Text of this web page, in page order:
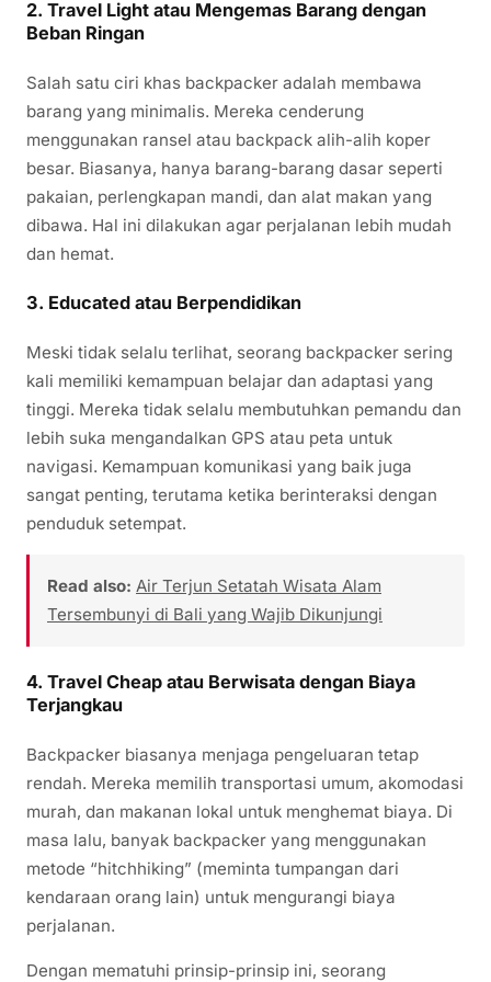
2. Travel Light atau Mengemas Barang dengan
Beban Ringan
Salah satu ciri khas backpacker adalah membawa
barang yang minimalis. Mereka cenderung
menggunakan ransel atau backpack alih-alih koper
besar. Biasanya, hanya barang-barang dasar seperti
pakaian, perlengkapan mandi, dan alat makan yang
dibawa. Hal ini dilakukan agar perjalanan lebih mudah
dan hemat.
3. Educated atau Berpendidikan
Meski tidak selalu terlihat, seorang backpacker sering
kali memiliki kemampuan belajar dan adaptasi yang
tinggi. Mereka tidak selalu membutuhkan pemandu dan
lebih suka mengandalkan GPS atau peta untuk
navigasi. Kemampuan komunikasi yang baik juga
sangat penting, terutama ketika berinteraksi dengan
penduduk setempat.
Read also: Air Terjun Setatah Wisata Alam
Tersembunyi di Bali yang Wajib Dikunjungi
4. Travel Cheap atau Berwisata dengan Biaya
Terjangkau
Backpacker biasanya menjaga pengeluaran tetap
rendah. Mereka memilih transportasi umum, akomodasi
murah, dan makanan lokal untuk menghemat biaya. Di
masa lalu, banyak backpacker yang menggunakan
metode “hitchhiking” (meminta tumpangan dari
kendaraan orang lain) untuk mengurangi biaya
perjalanan.
Dengan mematuhi prinsip-prinsip ini, seorang